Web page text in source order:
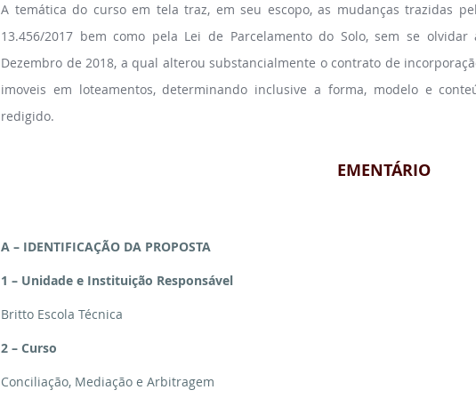
A temática do curso em tela traz, em seu escopo, as mudanças trazidas
13.456/2017 bem como pela Lei de Parcelamento do Solo, sem se
Dezembro de 2018, a qual alterou substancialmente o contrato de
imoveis em loteamentos, determinando inclusive a forma, modelo e
redigido.
EMENTÁRIO
A – IDENTIFICAÇÃO DA PROPOSTA
1 – Unidade e Instituição Responsável
Britto Escola Técnica
2 – Curso
Conciliação, Mediação e Arbitragem